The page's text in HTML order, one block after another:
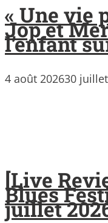
« Une vie
Jop et
l’enfant
4 août 202630
[Live
Blues
juillet